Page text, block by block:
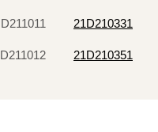
D211011 21D210331
D211012 21D210351